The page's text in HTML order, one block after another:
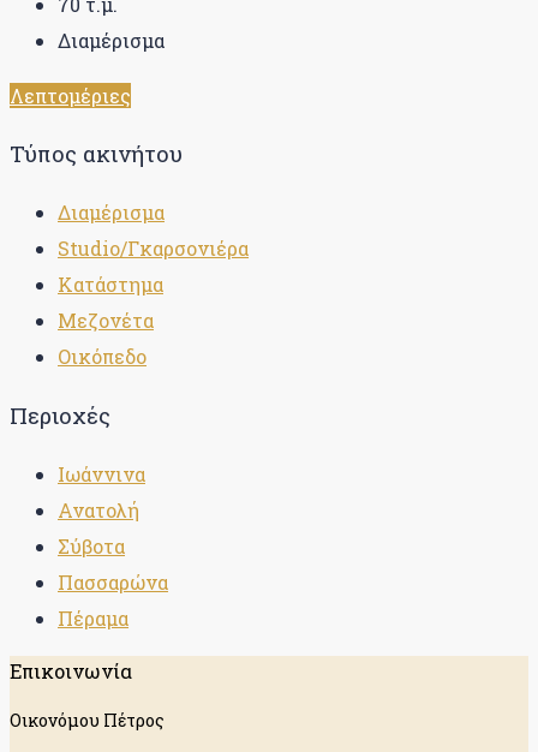
Διαμέρισμα
Λεπτομέριες
Τύπος ακινήτου
Διαμέρισμα
Studio/Γκαρσονιέρα
Κατάστημα
Μεζονέτα
Οικόπεδο
Περιοχές
Ιωάννινα
Ανατολή
Σύβοτα
Πασσαρώνα
Πέραμα
Επικοινωνία
Οικονόμου Πέτρος